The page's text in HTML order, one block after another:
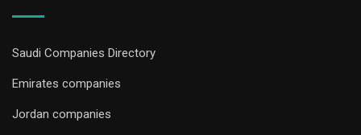
Saudi Companies Directory
Emirates companies
Jordan companies